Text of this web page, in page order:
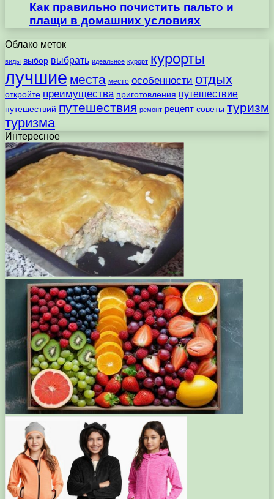
Как правильно почистить пальто и
плащи в домашних условиях
Облако меток
виды выбор выбрать идеальное курорт курорты
лучшие места место особенности отдых
откройте преимущества приготовления путешествие
путешествий путешествия ремонт рецепт советы туризм
туризма
Интересное